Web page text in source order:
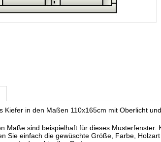
Kiefer in den Maßen 110x165cm mit Oberlicht
Maße sind beispielhaft für dieses
Sie einfach die gewüschte Größe, Farbe,